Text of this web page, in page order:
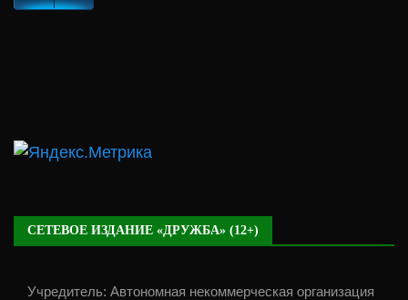
СЕТЕВОЕ ИЗДАНИЕ «ДРУЖБА» (12+)
Учредитель: Автономная некоммерческая организация